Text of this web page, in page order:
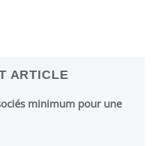
ARTICLE
minimum pour une